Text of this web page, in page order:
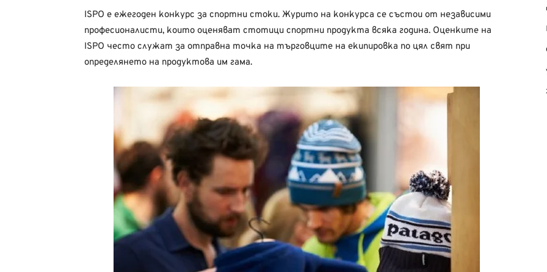
ISPO е ежегоден конкурс за спортни стоки. Журито на конкурса се състои от независими
професионалисти, които оценяват стотици спортни продукта всяка година. Оценките на
ISPO често служат за отправна точка на търговците на екипировка по цял свят при
определянето на продуктова им гама.